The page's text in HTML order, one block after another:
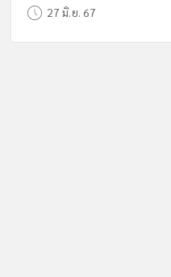
27 มิ.ย. 67